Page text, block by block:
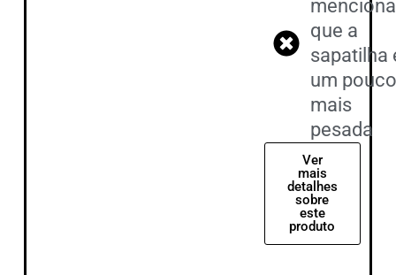
que a
sapatilha
um
mais
pesada
Ver
mais
detalhes
sobre
este
produto